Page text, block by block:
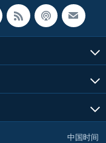
中国时间